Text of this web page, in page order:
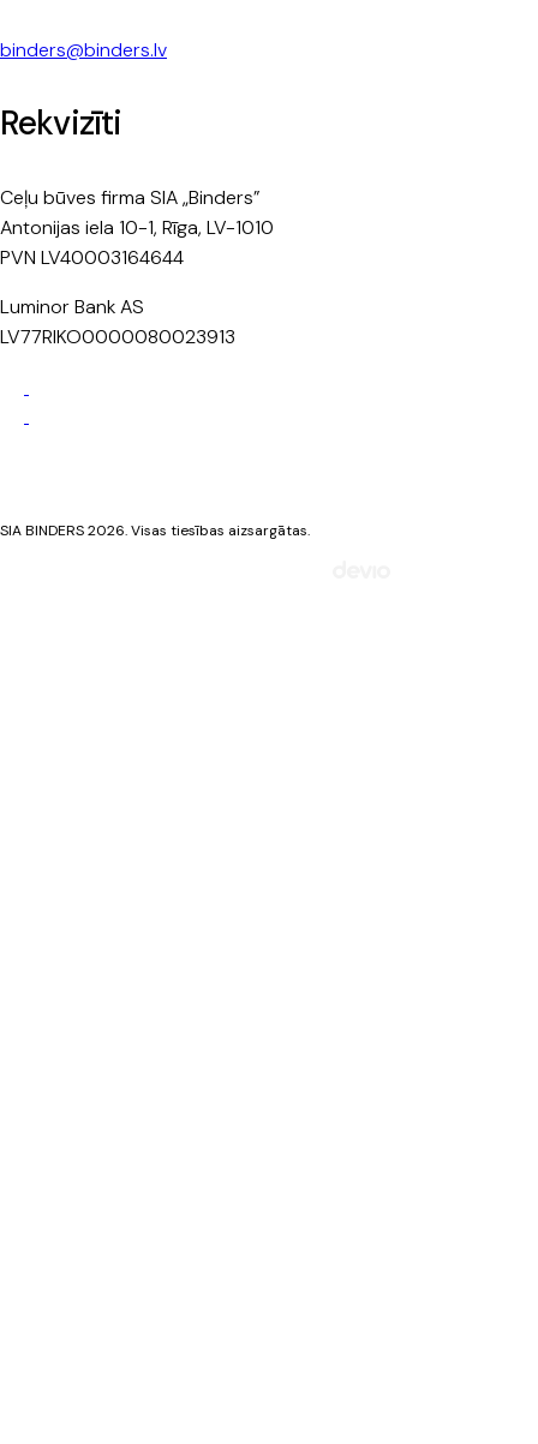
binders@binders.lv
Rekvizīti
Ceļu būves firma SIA „Binders”
Antonijas iela 10-1, Rīga, LV-1010
PVN LV40003164644
Luminor Bank AS
LV77RIKO0000080023913
SIA BINDERS 2026. Visas tiesības aizsargātas.